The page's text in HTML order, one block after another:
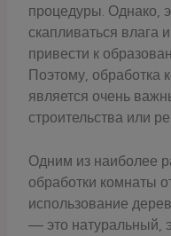
процедуры. Однако,
скапливаться влага
привести к
Поэтому, обработка
является очень
строительства или
Одним из наиболее
обработки комнаты
использование
— это натуральный,